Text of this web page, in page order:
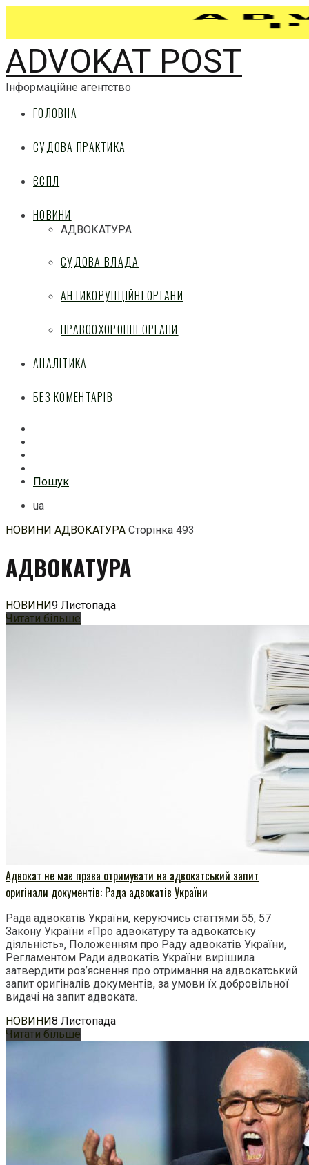
ADVOKAT POST
Інформаційне агентство
ГОЛОВНА
СУДОВА ПРАКТИКА
ЄСПЛ
НОВИНИ
АДВОКАТУРА
СУДОВА ВЛАДА
АНТИКОРУПЦІЙНІ ОРГАНИ
ПРАВООХОРОННІ ОРГАНИ
АНАЛІТИКА
БЕЗ КОМЕНТАРІВ
Пошук
ua
НОВИНИ АДВОКАТУРА Сторінка 493
Перейти
до
змісту
АДВОКАТУРА
НОВИНИ9 Листопада
Читати більше
Адвокат не має права отримувати на адвокатський запит
оригінали документів: Рада адвокатів України
Рада адвокатів України, керуючись статтями 55, 57
Закону України «Про адвокатуру та адвокатську
діяльність», Положенням про Раду адвокатів України,
Регламентом Ради адвокатів України вирішила
затвердити роз’яснення про отримання на адвокатський
запит оригіналів документів, за умови їх добровільної
видачі на запит адвоката.
НОВИНИ8 Листопада
Читати більше